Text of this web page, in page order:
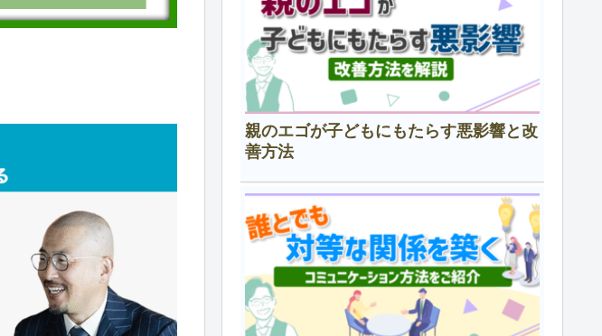
親のエゴが子どもにもたらす悪影響と改
善方法